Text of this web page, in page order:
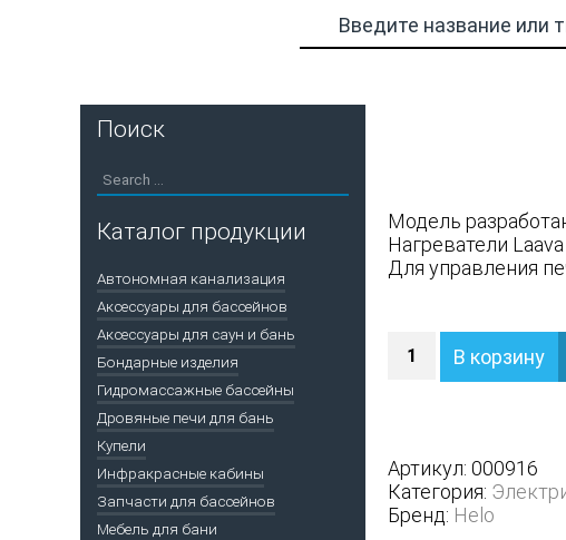
Модель
Нагреватели
Для управления
Электрическая
1051
(выносное
управление)
В корзину
Артикул: 000916
Категория:
Бренд: Helo
Поиск
Каталог продукции
Автономная канализация
Аксессуары для бассейнов
Аксессуары для саун и бань
Бондарные изделия
Гидромассажные бассейны
Дровяные печи для бань
Купели
Инфракрасные кабины
Запчасти для бассейнов
Мебель для бани